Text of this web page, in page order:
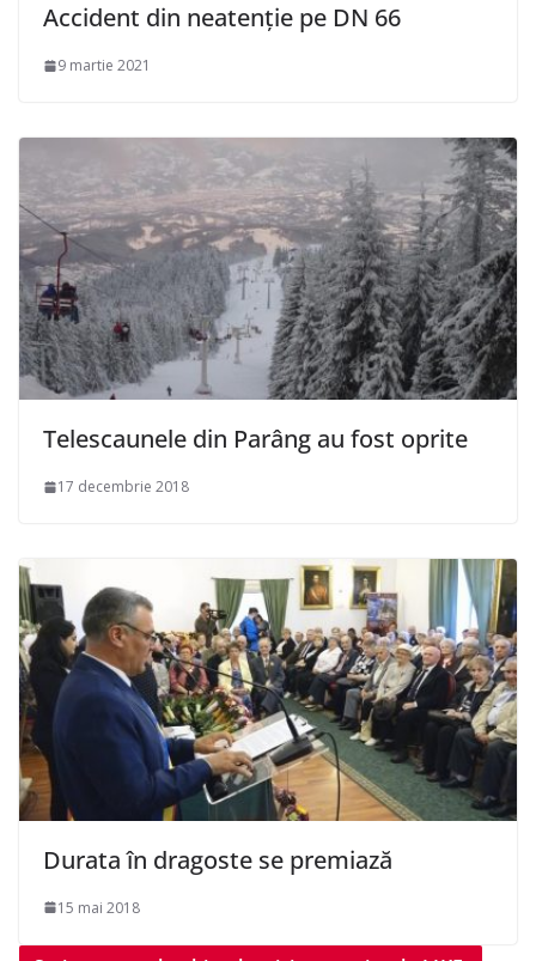
Accident din neatenție pe DN 66
9 martie 2021
Telescaunele din Parâng au fost oprite
17 decembrie 2018
Durata în dragoste se premiază
15 mai 2018